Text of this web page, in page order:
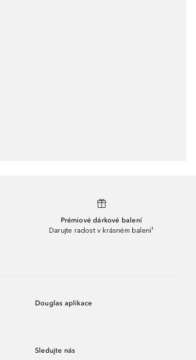
Prémiové dárkové balení
Darujte radost v krásném balení¹
Douglas aplikace
Sledujte nás